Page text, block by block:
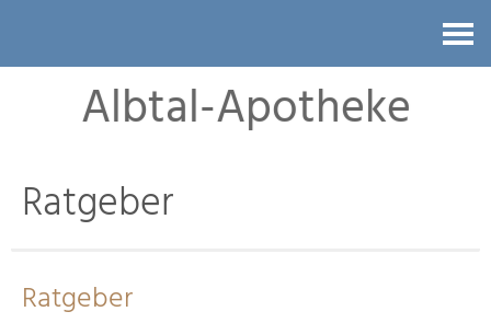
Albtal-Apotheke
Ratgeber
Ratgeber